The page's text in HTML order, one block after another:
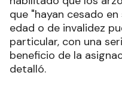
que "hayan cesado
edad o de invalidez
particular, con una
beneficio de la
detalló.